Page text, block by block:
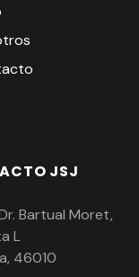
JSJ
Bartual Moret,
L
, 46010